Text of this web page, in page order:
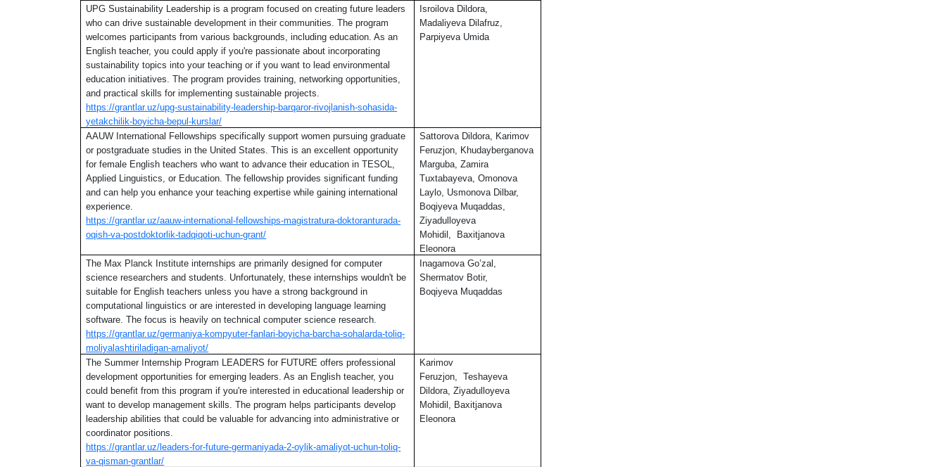
UPG Sustainability Leadership is a program focused on creating future leaders
who can drive sustainable development in their communities. The program
welcomes participants from various backgrounds, including education. As an
English teacher, you could apply if you're passionate about incorporating
sustainability topics into your teaching or if you want to lead environmental
education initiatives. The program provides training, networking opportunities,
and practical skills for implementing sustainable projects.
https://grantlar.uz/upg-sustainability-leadership-barqaror-rivojlanish-sohasida-
yetakchilik-boyicha-bepul-kurslar/
Isroilova Dildora,
Madaliyeva Dilafruz,
Parpiyeva Umida
AAUW International Fellowships specifically support women pursuing graduate
or postgraduate studies in the United States. This is an excellent opportunity
for female English teachers who want to advance their education in TESOL,
Applied Linguistics, or Education. The fellowship provides significant funding
and can help you enhance your teaching expertise while gaining international
experience.
https://grantlar.uz/aauw-international-fellowships-magistratura-doktoranturada-
oqish-va-postdoktorlik-tadqiqoti-uchun-grant/
Sattorova Dildora, Karimov
Feruzjon, Khudayberganova
Marguba, Zamira
Tuxtabayeva, Omonova
Laylo, Usmonova Dilbar,
Boqiyeva Muqaddas,
Ziyadulloyeva
Mohidil, Baxitjanova
Eleonora
The Max Planck Institute internships are primarily designed for computer
science researchers and students. Unfortunately, these internships wouldn't be
suitable for English teachers unless you have a strong background in
computational linguistics or are interested in developing language learning
software. The focus is heavily on technical computer science research.
https://grantlar.uz/germaniya-kompyuter-fanlari-boyicha-barcha-sohalarda-toliq-
moliyalashtiriladigan-amaliyot/
Inagamova Go’zal,
Shermatov Botir,
Boqiyeva Muqaddas
The Summer Internship Program LEADERS for FUTURE offers professional
development opportunities for emerging leaders. As an English teacher, you
could benefit from this program if you're interested in educational leadership or
want to develop management skills. The program helps participants develop
leadership abilities that could be valuable for advancing into administrative or
coordinator positions.
https://grantlar.uz/leaders-for-future-germaniyada-2-oylik-amaliyot-uchun-toliq-
va-qisman-grantlar/
Karimov
Feruzjon, Teshayeva
Dildora, Ziyadulloyeva
Mohidil, Baxitjanova
Eleonora